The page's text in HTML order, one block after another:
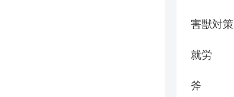
害獣対策
就労
斧